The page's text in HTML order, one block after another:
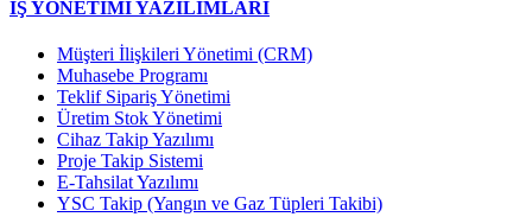
İŞ YÖNETİMİ YAZILIMLARI
Müşteri İlişkileri Yönetimi (CRM)
Muhasebe Programı
Teklif Sipariş Yönetimi
Üretim Stok Yönetimi
Cihaz Takip Yazılımı
Proje Takip Sistemi
E-Tahsilat Yazılımı
YSC Takip (Yangın ve Gaz Tüpleri Takibi)